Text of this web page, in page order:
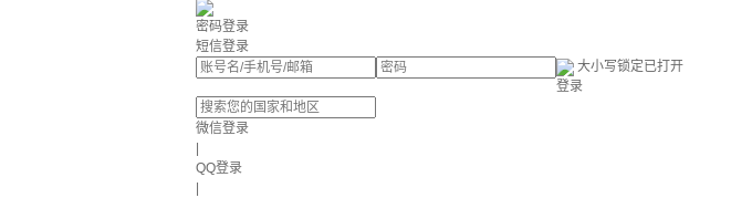
密码登录
短信登录
大小写锁定已打开
登录
微信登录
QQ登录